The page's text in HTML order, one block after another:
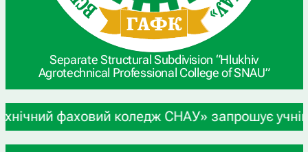
Separate Structural Subdivision “Hlukhiv
Agrotechnical Professional College of SNAU”
фаховий коледж СНАУ» запрошує учнів 9-х